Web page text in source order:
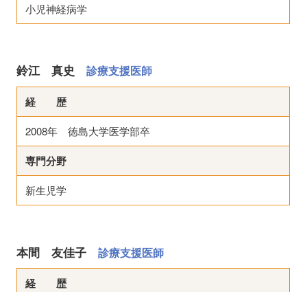
小児神経病学
鈴江 真史診療支援医師
経 歴
2008年 徳島大学医学部卒
専門分野
新生児学
本間 友佳子診療支援医師
経 歴